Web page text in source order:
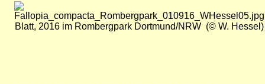
Bild
Blatt, 2016 im Rombergpark Dortmund/NRW (© W. Hessel)